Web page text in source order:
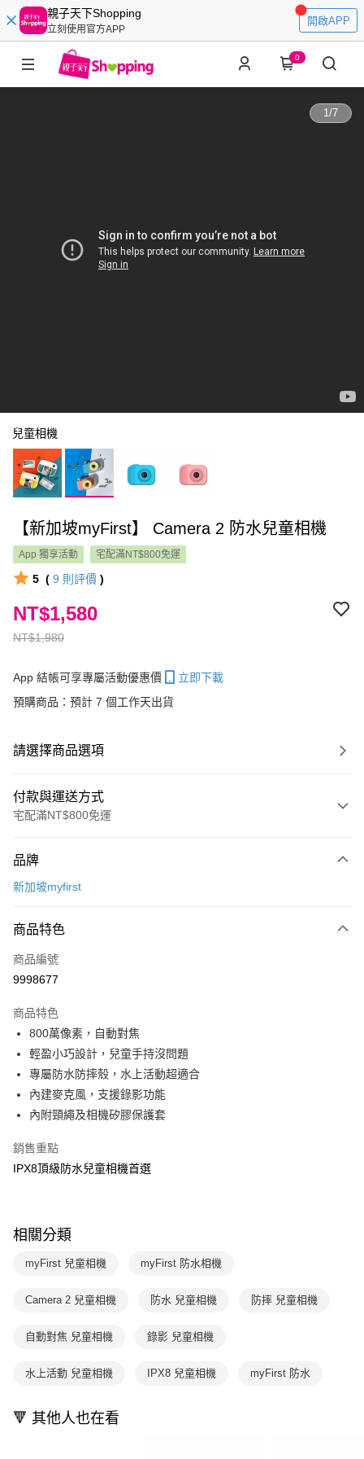
親子天下Shopping
立刻使用官方APP
開啟APP
0
1/7
兒童相機
【新加坡myFirst】 Camera 2 防水兒童相機
App 獨享活動 宅配滿NT$800免運
5 ( 9 則評價 )
NT$1,980
NT$1,580
App 結帳可享專屬活動優惠價
立即下載
預購商品：預計 7 個工作天出貨
請選擇商品選項
付款與運送方式
宅配滿NT$800免運
信用卡一次付款
Apple Pay
大哥付你分期
相關說明
1.本服務由台灣大哥大提供，台灣大哥大用戶可立即使用無須另外申請。
2.付款方式選擇「大哥付你分期」，訂單成立後會自動跳轉到大哥付的交易
流程，驗證手機門號後，選擇欲分期的期數、繳款截止日，確認付款後即完
成交易。
3.實際核准額度、可分期數及費用金額請依後續交易確認頁面所載為準。
4.訂單成立30分鐘內，如未前往確認交易或遇審核未通過，訂單將自動取
消。如遇「轉專審核」未通過狀況，表示未達大哥付你分期系統評分，恕無
法說明評估內容。
1.分期款項不併入電信帳單，「大哥付你分期」於每月結算日後寄送繳費提
2.透過簡訊連結打開帳單後，可選擇「超商條碼／台灣大直營門市／銀行轉
1.本服務係由「台灣大哥大股份有限公司」（以下簡稱本公司）所提供，讓
買賣價金債權讓與本公司後，依約使用本公司帳單繳交帳款。
資料（包含姓名、電話或地址）提供予台灣大哥大進項蒐集、處理及利用，
由本公司與您本人進行分期帳單所需資料之確認、核對及更正。
AFTEE先享後付
相關說明
【關於「AFTEE先享後付」】
便利好安心！
１．簡單：不需註冊會員、不需綁卡、不需儲值。
２．便利：只要手機號碼，簡訊認證，即可結帳。
３．安心：先確認商品／服務後，再付款。
【「AFTEE先享後付」結帳流程】
１．於結帳方式選擇「AFTEE先享後付」後，將跳轉至「AFTEE先享後付」
ATM／網路銀行／等多元方式進行付款，方視為交易完成。
※ 請注意：結帳手續完成當下不需立刻繳費，但若您需要取消訂單，請聯絡
後付繳納相關費用。
是否繳費成功／繳費後需取消欲退款等相關疑問，請聯繫「AFTEE先享後付
【注意事項】
易，需依本服務之必要範圍內提供個人資料，並將交易相關給付款項請求債
https://aftee.tw/terms/#terms3
ATM付款
運送方式
每筆NT$70，滿NT$800(含以上)免運費
品牌
新加坡myfirst
商品特色
商品編號
9998677
商品特色
800萬像素，自動對焦
輕盈小巧設計，兒童手持沒問題
專屬防水防摔殼，水上活動超適合
內建麥克風，支援錄影功能
內附頸繩及相機矽膠保護套
銷售重點
IPX8頂級防水兒童相機首選
相關分類
myFirst 兒童相機 myFirst 防水相機
Camera 2 兒童相機 防水 兒童相機 防摔 兒童相機
自動對焦 兒童相機 錄影 兒童相機
水上活動 兒童相機 IPX8 兒童相機 myFirst 防水
🔻 其他人也在看